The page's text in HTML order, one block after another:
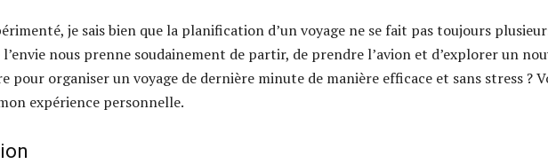
je sais bien que la planification d’un voyage ne se fait pas toujours
l’envie nous prenne soudainement de partir, de prendre l’avion et d’explorer un
pour organiser un voyage de dernière minute de manière efficace et sans stress ?
expérience personnelle.